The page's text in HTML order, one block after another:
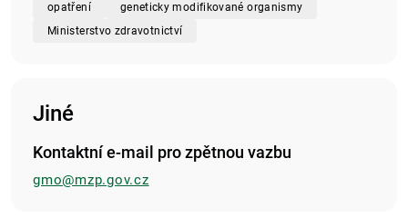
opatření
geneticky modifikované organismy
Ministerstvo zdravotnictví
Jiné
Kontaktní e-mail pro zpětnou vazbu
gmo@mzp.gov.cz